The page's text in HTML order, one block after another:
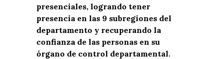
presenciales, logrando tener
presencia en las 9 subregiones del
departamento y recuperando la
confianza de las personas en su
órgano de control departamental.